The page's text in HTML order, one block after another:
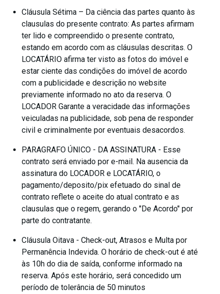
Cláusula Sétima – Da ciência das partes quanto às
clausulas do presente contrato: As partes afirmam
ter lido e compreendido o presente contrato,
estando em acordo com as cláusulas descritas. O
LOCATÁRIO afirma ter visto as fotos do imóvel e
estar ciente das condições do imóvel de acordo
com a publicidade e descrição no website
previamente informado no ato da reserva. O
LOCADOR Garante a veracidade das informações
veiculadas na publicidade, sob pena de responder
civil e criminalmente por eventuais desacordos.
PARAGRAFO ÚNICO - DA ASSINATURA - Esse
contrato será enviado por e-mail. Na ausencia da
assinatura do LOCADOR e LOCATÁRIO, o
pagamento/deposito/pix efetuado do sinal de
contrato reflete o aceite do atual contrato e as
clausulas que o regem, gerando o "De Acordo" por
parte do contratante.
Cláusula Oitava - Check-out, Atrasos e Multa por
Permanência Indevida. O horário de check-out é até
às 10h do dia de saída, conforme informado na
reserva. Após este horário, será concedido um
período de tolerância de 50 minutos